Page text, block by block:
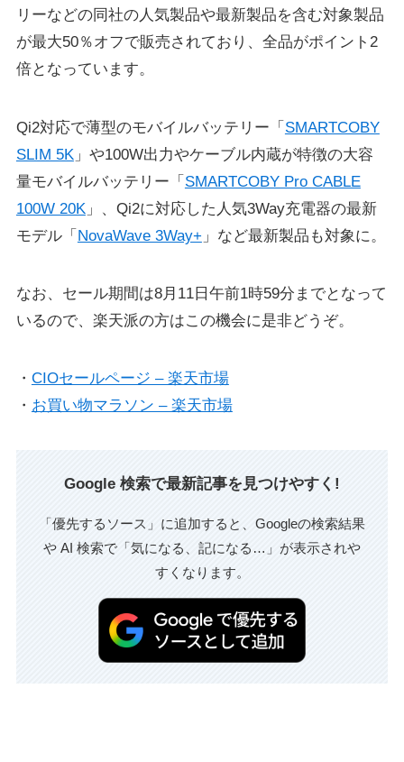
リーなどの同社の人気製品や最新製品を含む対象製品
が最大50％オフで販売されており、全品がポイント2
倍となっています。
Qi2対応で薄型のモバイルバッテリー「 SMARTCOBY
SLIM 5K」や100W出力やケーブル内蔵が特徴の大容
量モバイルバッテリー「 SMARTCOBY Pro CABLE
100W 20K」、Qi2に対応した人気3Way充電器の最新
モデル「 NovaWave 3Way+」など最新製品も対象に。
なお、セール期間は8月11日午前1時59分までとなって
いるので、楽天派の方はこの機会に是非どうぞ。
・ CIOセールページ – 楽天市場
・ お買い物マラソン – 楽天市場
Google 検索で最新記事を見つけやすく!
「優先するソース」に追加すると、Googleの検索結果
や AI 検索で「気になる、記になる…」が表示されや
すくなります。